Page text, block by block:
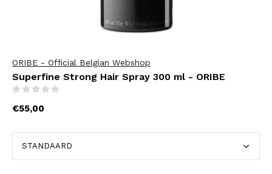
ORIBE - Official Belgian Webshop
Superfine Strong Hair Spray 300 ml - ORIBE
€55,00